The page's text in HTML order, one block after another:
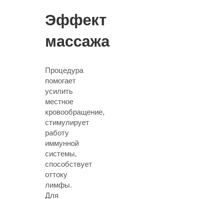
Эффект
массажа
Процедура
помогает
усилить
местное
кровообращение,
стимулирует
работу
иммунной
системы,
способствует
оттоку
лимфы.
Для